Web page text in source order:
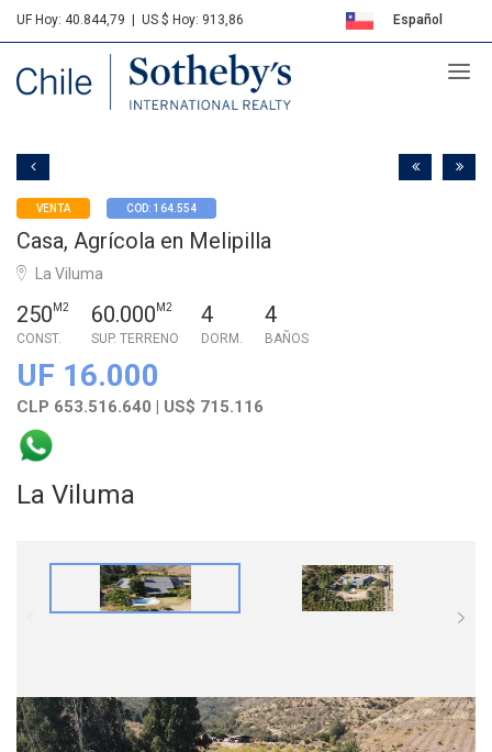
UF Hoy: 40.844,79 US $ Hoy: 913,86 Español
Sotheby's
VENTA COD: 164.554
Casa, Agrícola en Melipilla
La Viluma
250 M2
CONST.
60.000 M2
SUP. TERRENO
4
DORM.
4
BAÑOS
UF 16.000
CLP 653.516.640 | US$ 715.116
La Viluma